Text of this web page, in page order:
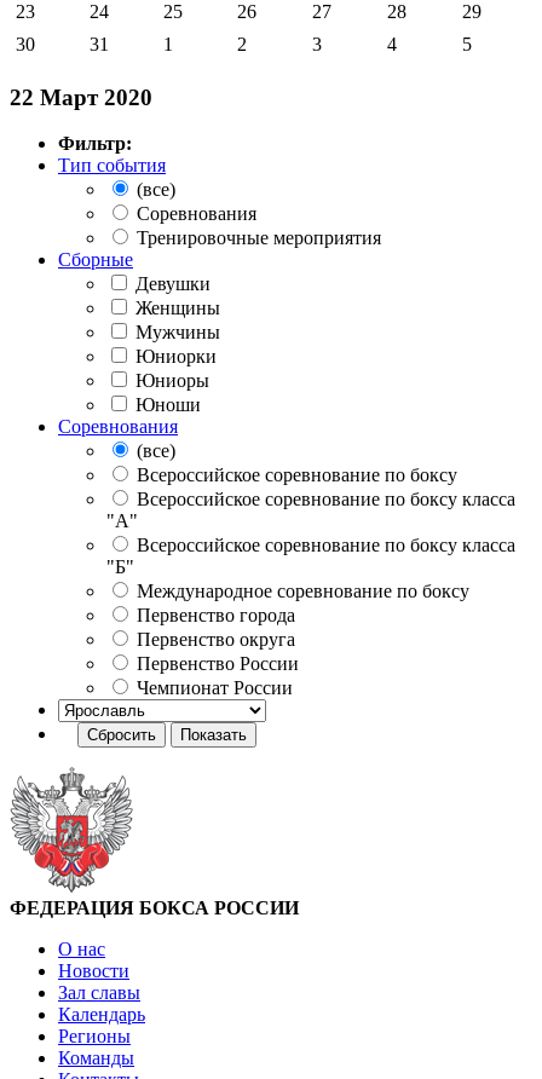
23
24 25 26 27 28
29
30
31 1 2 3 4 5
22 Март 2020
Фильтр:
Тип события
(все)
Соревнования
Тренировочные мероприятия
Сборные
Девушки
Женщины
Мужчины
Юниорки
Юниоры
Юноши
Соревнования
(все)
Всероссийское соревнование по боксу
Всероссийское соревнование по боксу класса
"А"
Всероссийское соревнование по боксу класса
"Б"
Международное соревнование по боксу
Первенство города
Первенство округа
Первенство России
Чемпионат России
ФЕДЕРАЦИЯ БОКСА РОССИИ
О нас
Новости
Зал славы
Календарь
Регионы
Команды